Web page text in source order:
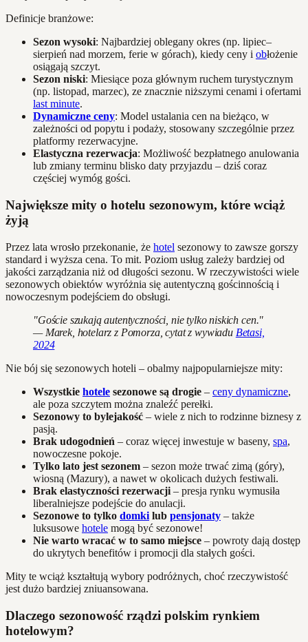
Definicje branżowe:
Sezon wysoki: Najbardziej oblegany okres (np. lipiec–
sierpień nad morzem, ferie w górach), kiedy ceny i obłożenie
osiągają szczyt.
Sezon niski: Miesiące poza głównym ruchem turystycznym
(np. listopad, marzec), ze znacznie niższymi cenami i ofertami
last minute.
Dynamiczne ceny: Model ustalania cen na bieżąco, w
zależności od popytu i podaży, stosowany szczególnie przez
platformy rezerwacyjne.
Elastyczna rezerwacja: Możliwość bezpłatnego anulowania
lub zmiany terminu blisko daty przyjazdu – dziś coraz
częściej wymóg gości.
Największe mity o hotelu sezonowym, które wciąż
żyją
Przez lata wrosło przekonanie, że hotel sezonowy to zawsze gorszy
standard i wyższa cena. To mit. Poziom usług zależy bardziej od
jakości zarządzania niż od długości sezonu. W rzeczywistości wiele
sezonowych obiektów wyróżnia się autentyczną gościnnością i
nowoczesnym podejściem do obsługi.
"Goście szukają autentyczności, nie tylko niskich cen."
— Marek, hotelarz z Pomorza, cytat z wywiadu Betasi,
2024
Nie bój się sezonowych hoteli – obalmy najpopularniejsze mity:
Wszystkie hotele sezonowe są drogie – ceny dynamiczne,
ale poza szczytem można znaleźć perełki.
Sezonowy to bylejakość – wiele z nich to rodzinne biznesy z
pasją.
Brak udogodnień – coraz więcej inwestuje w baseny, spa,
nowoczesne pokoje.
Tylko lato jest sezonem – sezon może trwać zimą (góry),
wiosną (Mazury), a nawet w okolicach dużych festiwali.
Brak elastyczności rezerwacji – presja rynku wymusiła
liberalniejsze podejście do anulacji.
Sezonowe to tylko domki lub pensjonaty – także
luksusowe hotele mogą być sezonowe!
Nie warto wracać w to samo miejsce – powroty dają dostęp
do ukrytych benefitów i promocji dla stałych gości.
Mity te wciąż kształtują wybory podróżnych, choć rzeczywistość
jest dużo bardziej zniuansowana.
Dlaczego sezonowość rządzi polskim rynkiem
hotelowym?